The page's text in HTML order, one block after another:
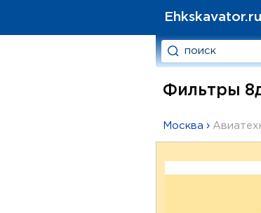
Ehkskavator.ru
Фильтры
Москва ›